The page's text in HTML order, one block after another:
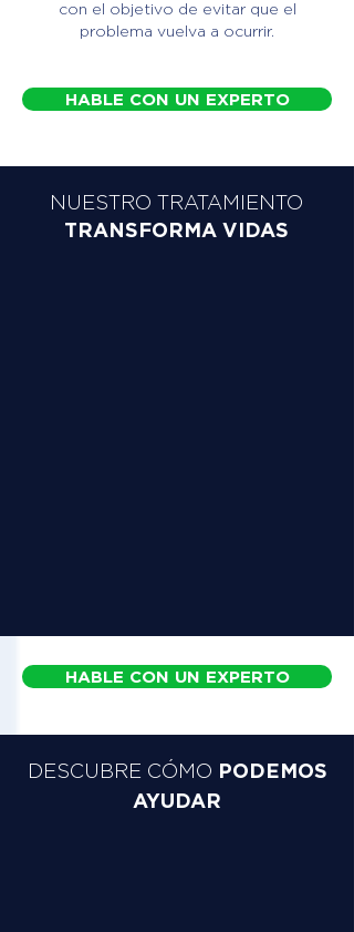
con el objetivo de evitar que el
problema vuelva a ocurrir.
HABLE CON UN EXPERTO
NUESTRO TRATAMIENTO
TRANSFORMA VIDAS
HABLE CON UN EXPERTO
DESCUBRE CÓMO PODEMOS
AYUDAR